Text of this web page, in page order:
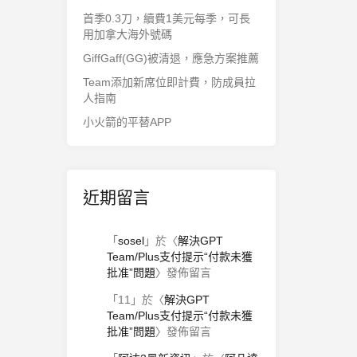
首季0.3刀，續費1美元每季，可長
用加拿大海外號碼
GiffGaff(GG)被清退，應急方案推薦
Team添加新席位即計費，防成員拉
人指南
小火箭的平替APP
近期留言
「 sosel」於〈解決GPT
Team/Plus支付提示“付款未獲
批准”問題〉發佈留言
「 11 」於〈解決GPT
Team/Plus支付提示“付款未獲
批准”問題〉發佈留言